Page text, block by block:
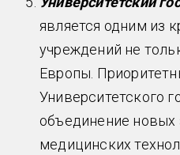
является одним из
учреждений не
Европы.
Университетского
объединение новых
медицинских